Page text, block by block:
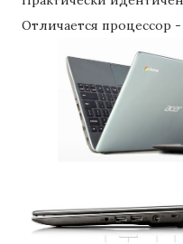
Отличается процессор